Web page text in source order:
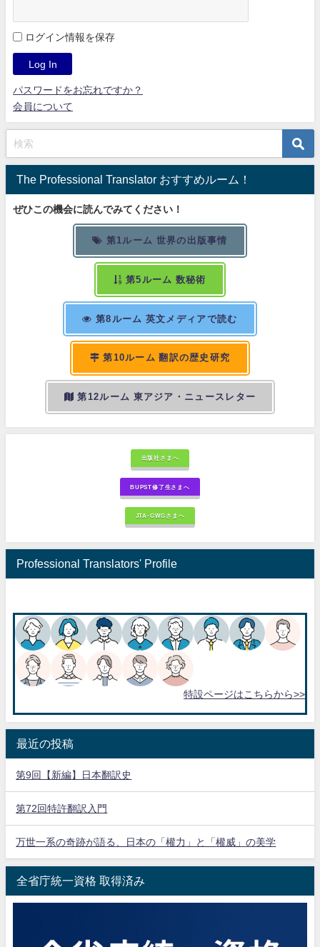
ログイン情報を保存
パスワードをお忘れですか？
会員について
The Professional Translator おすすめルーム！
ぜひこの機会に読んでみてください！
第1ルーム 世界の出版事情
第5ルーム 数秘術
第8ルーム 英文メディアで読む
第10ルーム 翻訳の歴史研究
第12ルーム 東アジア・ニュースレター
出版社さまへ
BUPST修了生さまへ
JTA-GWGさまへ
Professional Translators' Profile
特設ページはこちらから>>
最近の投稿
第9回【新編】日本翻訳史
第72回特許翻訳入門
万世一系の奇跡が語る、日本の「權力」と「權威」の美学
全省庁統一資格 取得済み